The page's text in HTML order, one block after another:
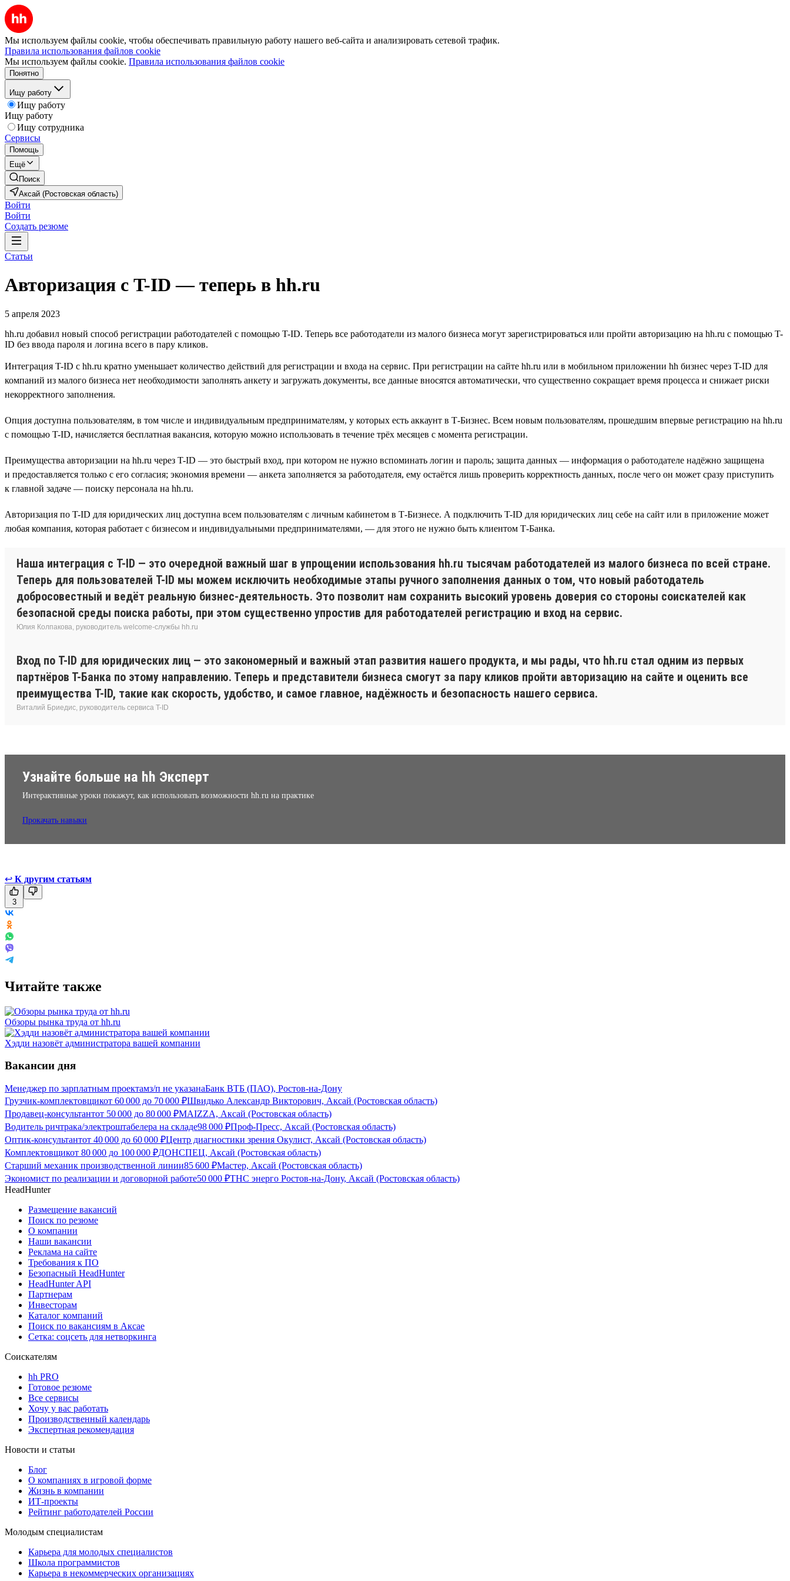
Мы используем файлы cookie, чтобы обеспечивать правильную работу нашего веб-сайта и анализировать сетевой трафик.
Правила использования файлов cookie
Мы используем файлы cookie. Правила использования файлов cookie
Понятно
Ищу работу
Ищу работу
Ищу работу
Ищу сотрудника
Сервисы
Помощь
Ещё
Поиск
Аксай (Ростовская область)
Войти
Войти
Создать резюме
Статьи
Авторизация с T-ID — теперь в hh.ru
5 апреля 2023
hh.ru добавил новый способ регистрации работодателей с помощью T-ID. Теперь все работодатели из малого бизнеса могут зарегистрироваться или пройти авторизацию на hh.ru с помощью T-
ID без ввода пароля и логина всего в пару кликов.
Интеграция T-ID с hh.ru кратно уменьшает количество действий для регистрации и входа на сервис. При регистрации на сайте hh.ru или в мобильном приложении hh бизнес через T-ID для
компаний из малого бизнеса нет необходимости заполнять анкету и загружать документы, все данные вносятся автоматически, что существенно сокращает время процесса и снижает риски
некорректного заполнения.
Опция доступна пользователям, в том числе и индивидуальным предпринимателям, у которых есть аккаунт в Т-Бизнес. Всем новым пользователям, прошедшим впервые регистрацию на hh.ru
с помощью T-ID, начисляется бесплатная вакансия, которую можно использовать в течение трёх месяцев с момента регистрации.
Преимущества авторизации на hh.ru через T-ID — это быстрый вход, при котором не нужно вспоминать логин и пароль; защита данных — информация о работодателе надёжно защищена
и предоставляется только с его согласия; экономия времени — анкета заполняется за работодателя, ему остаётся лишь проверить корректность данных, после чего он может сразу приступить
к главной задаче — поиску персонала на hh.ru.
Авторизация по T-ID для юридических лиц доступна всем пользователям с личным кабинетом в Т-Бизнесе. А подключить T-ID для юридических лиц себе на сайт или в приложение может
любая компания, которая работает с бизнесом и индивидуальными предпринимателями, — для этого не нужно быть клиентом Т-Банка.
Наша интеграция с T-ID — это очередной важный шаг в упрощении использования hh.ru тысячам работодателей из малого бизнеса по всей стране.
Теперь для пользователей T-ID мы можем исключить необходимые этапы ручного заполнения данных о том, что новый работодатель
добросовестный и ведёт реальную бизнес-деятельность. Это позволит нам сохранить высокий уровень доверия со стороны соискателей как
безопасной среды поиска работы, при этом существенно упростив для работодателей регистрацию и вход на сервис.
Юлия Колпакова, руководитель welcome-службы hh.ru
Вход по T-ID для юридических лиц — это закономерный и важный этап развития нашего продукта, и мы рады, что hh.ru стал одним из первых
партнёров Т-Банка по этому направлению. Теперь и представители бизнеса смогут за пару кликов пройти авторизацию на сайте и оценить все
преимущества T-ID, такие как скорость, удобство, и самое главное, надёжность и безопасность нашего сервиса.
Виталий Бриедис, руководитель сервиса T-ID
Узнайте больше на hh Эксперт
Интерактивные уроки покажут, как использовать возможности hh.ru на практике
Прокачать навыки
↩ К другим статьям
3
Читайте также
Обзоры рынка труда от hh.ru
Хэдди назовёт администратора вашей компании
Вакансии дня
Менеджер по зарплатным проектамз/п не указанаБанк ВТБ (ПАО), Ростов-на-Дону
Грузчик-комплектовщикот 60 000 до 70 000 ₽Швидько Александр Викторович, Аксай (Ростовская область)
Продавец-консультантот 50 000 до 80 000 ₽MAIZZA, Аксай (Ростовская область)
Водитель ричтрака/электроштабелера на складе98 000 ₽Проф-Пресс, Аксай (Ростовская область)
Оптик-консультантот 40 000 до 60 000 ₽Центр диагностики зрения Окулист, Аксай (Ростовская область)
Комплектовщикот 80 000 до 100 000 ₽ДОНСПЕЦ, Аксай (Ростовская область)
Старший механик производственной линии85 600 ₽Мастер, Аксай (Ростовская область)
Экономист по реализации и договорной работе50 000 ₽ТНС энерго Ростов-на-Дону, Аксай (Ростовская область)
HeadHunter
Размещение вакансий
Поиск по резюме
О компании
Наши вакансии
Реклама на сайте
Требования к ПО
Безопасный HeadHunter
HeadHunter API
Партнерам
Инвесторам
Каталог компаний
Поиск по вакансиям в Аксае
Сетка: соцсеть для нетворкинга
Соискателям
hh PRO
Готовое резюме
Все сервисы
Хочу у вас работать
Производственный календарь
Экспертная рекомендация
Новости и статьи
Блог
О компаниях в игровой форме
Жизнь в компании
ИТ-проекты
Рейтинг работодателей России
Молодым специалистам
Карьера для молодых специалистов
Школа программистов
Карьера в некоммерческих организациях